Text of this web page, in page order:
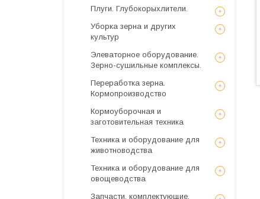
Плуги. Глубокорыхлители.
Уборка зерна и других
культур
Элеваторное оборудование.
Зерно-сушильные комплексы.
Переработка зерна.
Кормопроизводство
Кормоуборочная и
заготовительная техника
Техника и оборудование для
животноводства
Техника и оборудование для
овощеводства
Запчасти, комплектующие,